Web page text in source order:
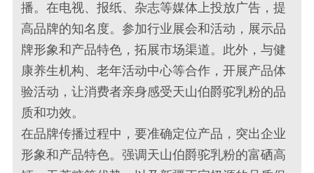
播。在电视、报纸、杂志等媒体上投放广告，提
高品牌的知名度。参加行业展会和活动，展示品
牌形象和产品特色，拓展市场渠道。此外，与健
康养生机构、老年活动中心等合作，开展产品体
验活动，让消费者亲身感受天山伯爵驼乳粉的品
质和功效。
在品牌传播过程中，要准确定位产品，突出企业
形象和产品特色。强调天山伯爵驼乳粉的富硒高